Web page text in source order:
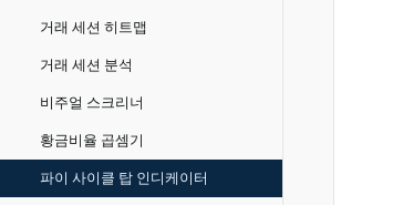
거래 세션 히트맵
거래 세션 분석
비주얼 스크리너
황금비율 곱셈기
파이 사이클 탑 인디케이터